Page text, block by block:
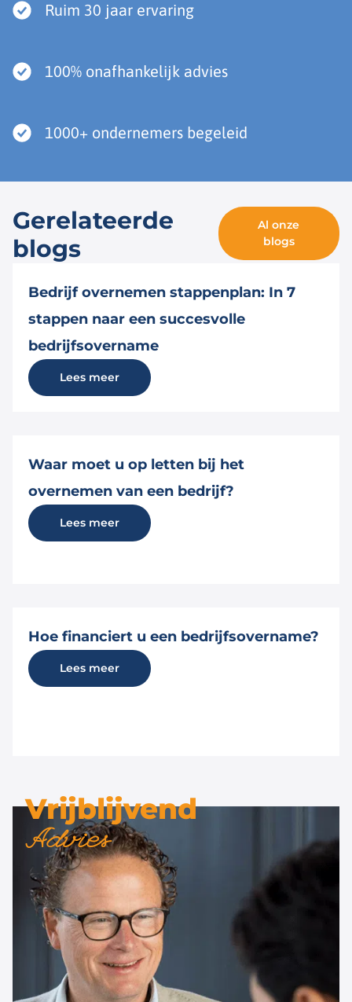
Ruim 30 jaar ervaring
100% onafhankelijk advies
1000+ ondernemers begeleid
Gerelateerde
blogs
Al onze
blogs
Bedrijf overnemen stappenplan: In 7
stappen naar een succesvolle
bedrijfsovername
Lees meer
Waar moet u op letten bij het
overnemen van een bedrijf?
Lees meer
Hoe financiert u een bedrijfsovername?
Lees meer
Vrijblijvend
Advies